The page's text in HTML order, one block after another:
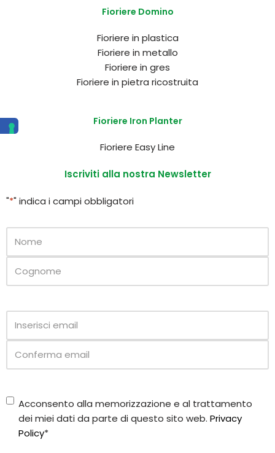
Fioriere Domino
Fioriere in plastica
Fioriere in metallo
Fioriere in gres
Fioriere in pietra ricostruita
Fioriere Iron Planter
Fioriere Easy Line
Iscriviti alla nostra Newsletter
"*" indica i campi obbligatori
Consenso
Privacy*
Acconsento alla memorizzazione e al trattamento
dei miei dati da parte di questo sito web. Privacy
Policy*